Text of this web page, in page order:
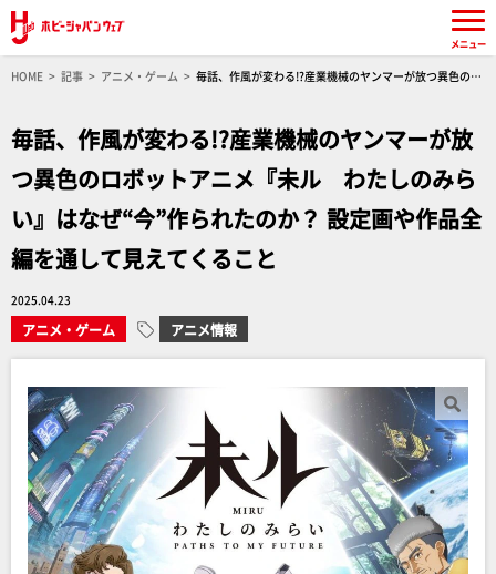
HOME 記事 アニメ・ゲーム
毎話、作風が変わる!?産業機械のヤンマーが放つ異色のロ
毎話、作風が変わる!?産業機械のヤンマーが放
つ異色のロボットアニメ『未ル わたしのみら
い』はなぜ“今”作られたのか？ 設定画や作品全
編を通して見えてくること
2025.04.23
アニメ・ゲーム アニメ情報
メニュー